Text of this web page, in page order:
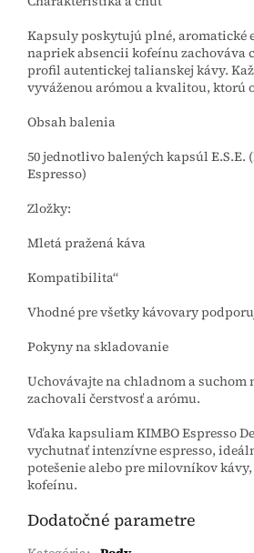
Kapsuly poskytujú plné, aromatické
napriek absencii kofeínu zachováva
profil autentickej talianskej kávy.
vyváženou arómou a kvalitou, ktorú
Obsah balenia
50 jednotlivo balených kapsúl E.S.E.
Espresso)
Zložky:
Mletá pražená káva
Kompatibilita“
Vhodné pre všetky kávovary
Pokyny na skladovanie
Uchovávajte na chladnom a suchom
zachovali čerstvosť a arómu.
Vďaka kapsuliam KIMBO Espresso
vychutnať intenzívne espresso,
potešenie alebo pre milovníkov
kofeínu.
Dodatočné parametre